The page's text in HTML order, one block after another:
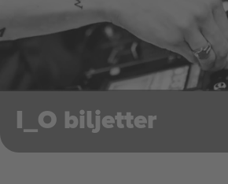
I_O biljetter